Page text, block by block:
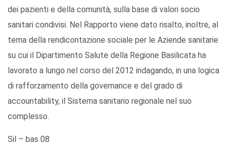
dei pazienti e della comunità, sulla base di valori socio
sanitari condivisi. Nel Rapporto viene dato risalto, inoltre, al
tema della rendicontazione sociale per le Aziende sanitarie
su cui il Dipartimento Salute della Regione Basilicata ha
lavorato a lungo nel corso del 2012 indagando, in una logica
di rafforzamento della governance e del grado di
accountability, il Sistema sanitario regionale nel suo
complesso.
Sil – bas 08